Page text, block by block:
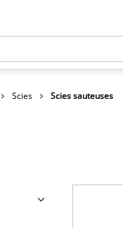
Scies Scies sauteuses